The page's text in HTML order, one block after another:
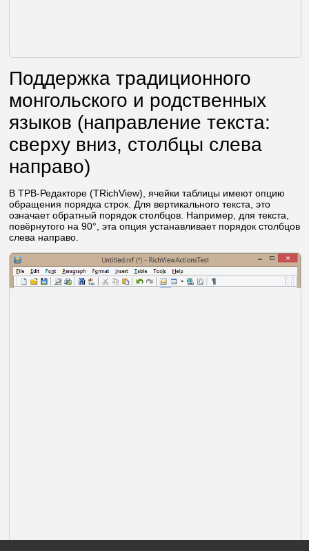
Поддержка традиционного
монгольского и родственных
языков (направление текста:
сверху вниз, столбцы слева
направо)
В ТРВ-Редакторе (TRichView), ячейки таблицы имеют опцию
обращения порядка строк. Для вертикального текста, это
означает обратный порядок столбцов. Например, для текста,
повёрнутого на 90°, эта опция устанавливает порядок столбцов
слева направо.